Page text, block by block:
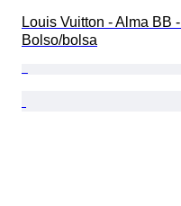
Louis Vuitton - Alma BB -
Bolso/bolsa